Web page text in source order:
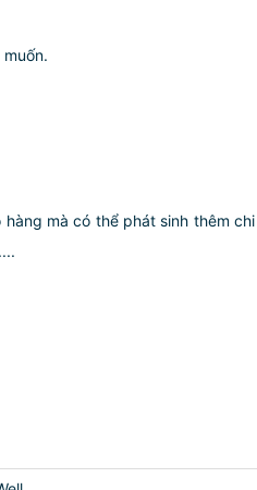
mà có thể phát sinh thêm